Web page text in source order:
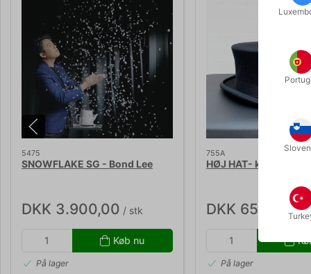
5475
SNOWFLAKE SG - Bond Lee
DKK 3.900,00 / stk
Køb nu
På lager
755A
HØJ HAT- kraftig filt
DKK 650,00/ stk
På lager